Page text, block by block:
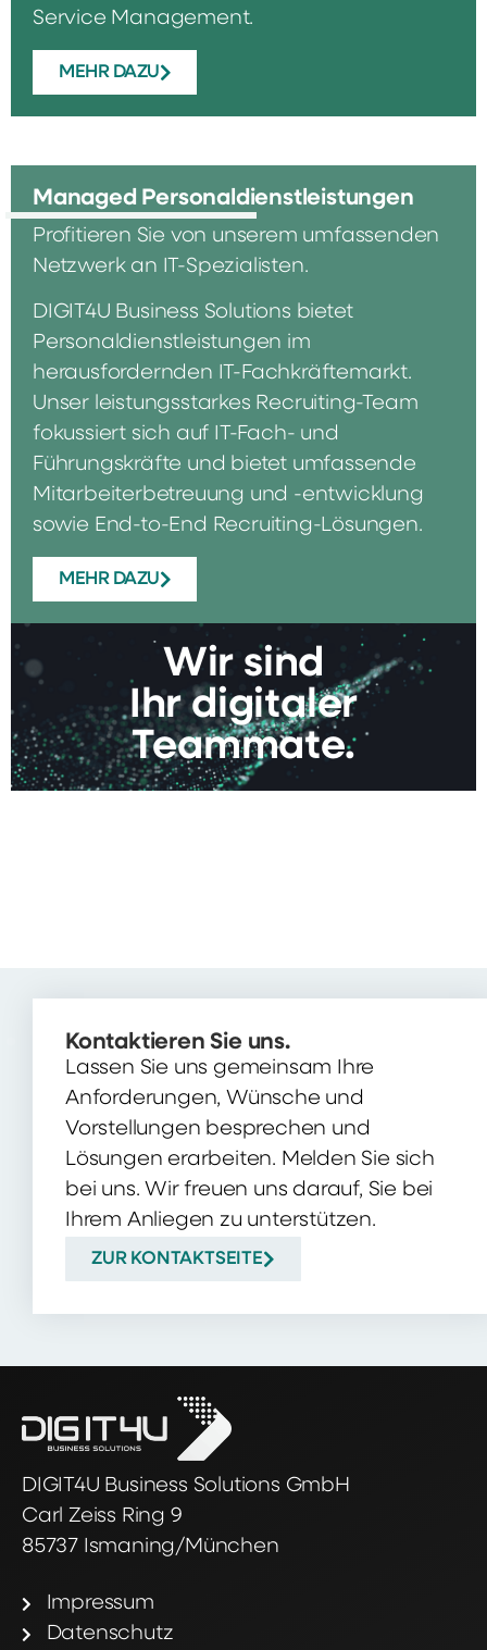
Service Management.
MEHR DAZU
Managed Personaldienstleistungen
Profitieren Sie von unserem umfassenden
Netzwerk an IT-Spezialisten.
DIGIT4U Business Solutions bietet
Personaldienstleistungen im
herausfordernden IT-Fachkräftemarkt.
Unser leistungsstarkes Recruiting-Team
fokussiert sich auf IT-Fach- und
Führungskräfte und bietet umfassende
Mitarbeiterbetreuung und -entwicklung
sowie End-to-End Recruiting-Lösungen.
MEHR DAZU
Wir sind
Ihr digitaler
Teammate.
Kontaktieren Sie uns.
Lassen Sie uns gemeinsam Ihre
Anforderungen, Wünsche und
Vorstellungen besprechen und
Lösungen erarbeiten. Melden Sie sich
bei uns. Wir freuen uns darauf, Sie bei
Ihrem Anliegen zu unterstützen.
ZUR KONTAKTSEITE
DIGIT4U Business Solutions GmbH
Carl Zeiss Ring 9
85737 Ismaning/München
Impressum
Datenschutz